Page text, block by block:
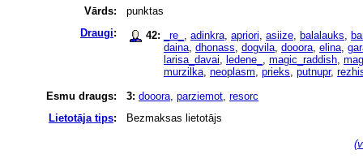
Vārds:
punktas
Draugi: 42: _re_ adinkra apriori asiize balalauks
daina dhonass dogvila dooora elina
larisa_davai
ledene_ magic_raddish
murzilka neoplasm prieks putnupr,
Esmu draugs:
3: dooora parziemot resorc
Lietotāja tips: Bezmaksas lietotājs